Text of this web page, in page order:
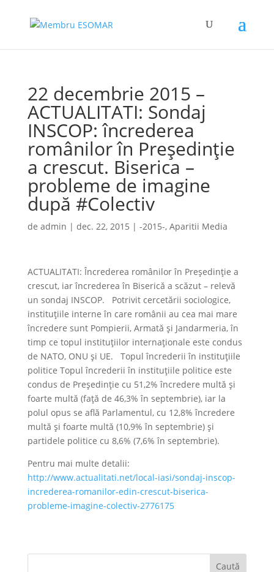
22 decembrie 2015 –
ACTUALITATI: Sondaj
INSCOP: încrederea
românilor în Președinție
a crescut. Biserica –
probleme de imagine
după #Colectiv
de admin | dec. 22, 2015 | -2015-, Aparitii Media
ACTUALITATI: Încrederea românilor în Preşedinţie a
crescut, iar încrederea în Biserică a scăzut – relevă
un sondaj INSCOP. Potrivit cercetării sociologice,
instituţiile interne în care românii au cea mai mare
încredere sunt Pompierii, Armată şi Jandarmeria, în
timp ce topul instituţiilor internaţionale este condus
de NATO, ONU şi UE. Topul încrederii în instituţiile
politice Topul încrederii în instituţiile politice este
condus de Preşedinţie cu 51,2% încredere multă şi
foarte multă (faţă de 46,3% în septembrie), iar la
polul opus se află Parlamentul, cu 12,8% încredere
multă şi foarte multă (10,9% în septembrie) şi
partidele politice cu 8,6% (7,6% în septembrie).
Pentru mai multe detalii:
http://www.actualitati.net/local-iasi/sondaj-inscop-
increderea-romanilor-edin-crescut-biserica-
probleme-imagine-colectiv-2776175
Caută